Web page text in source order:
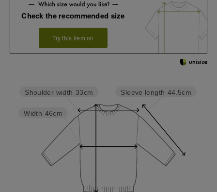
Check the recommended size
Try this item on
Sleeve length 44.5cm
Width 46cm
Shoulder width 33cm